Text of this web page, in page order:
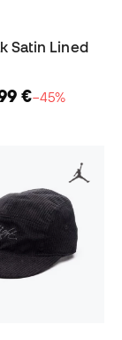
Satin Lined
€−45%